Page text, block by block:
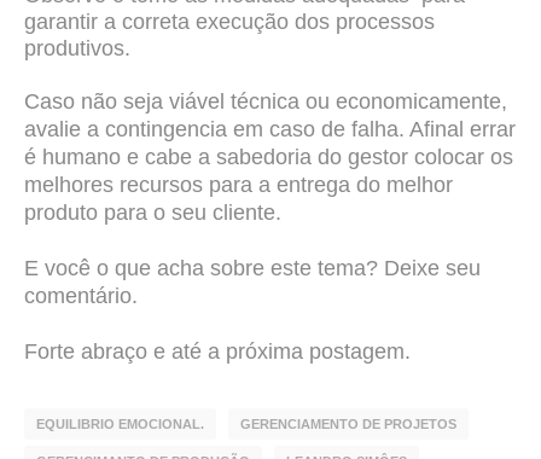
garantir a correta execução dos processos
produtivos.
Caso não seja viável técnica ou economicamente,
avalie a contingencia em caso de falha. Afinal errar
é humano e cabe a sabedoria do gestor colocar os
melhores recursos para a entrega do melhor
produto para o seu cliente.
E você o que acha sobre este tema? Deixe seu
comentário.
Forte abraço e até a próxima postagem.
EQUILIBRIO EMOCIONAL. GERENCIAMENTO DE PROJETOS